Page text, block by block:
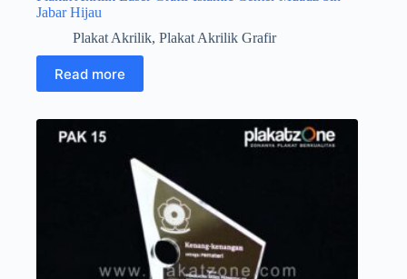
Jabar Hijau
Plakat Akrilik, Plakat Akrilik Grafir
Read more